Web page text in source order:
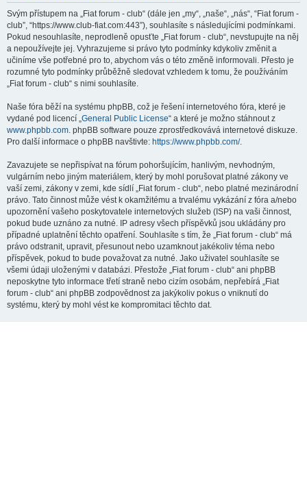
Svým přístupem na „Fiat forum - club“ (dále jen „my“, „naše“, „nás“, “Fiat forum -
club”, “https://www.club-fiat.com:443”), souhlasíte s následujícími podmínkami.
Pokud nesouhlasíte, neprodleně opusťte „Fiat forum - club“, nevstupujte na něj
a nepoužívejte jej. Vyhrazujeme si právo tyto podmínky kdykoliv změnit a
učiníme vše potřebné pro to, abychom vás o této změně informovali. Přesto je
rozumné tyto podmínky průběžně sledovat vzhledem k tomu, že používáním
„Fiat forum - club“ s nimi souhlasíte.
Naše fóra běží na systému phpBB, což je řešení internetového fóra, které je
vydané pod licencí „General Public License“ a které je možno stáhnout z
www.phpbb.com. phpBB software pouze zprostředkovává internetové diskuze.
Pro další informace o phpBB navštivte: https://www.phpbb.com/.
Zavazujete se nepřispívat na fórum pohoršujícím, hanlivým, nevhodným,
vulgárním nebo jiným materiálem, který by mohl porušovat platné zákony ve
vaší zemi, zákony v zemi, kde sídlí „Fiat forum - club“, nebo platné mezinárodní
právo. Tato činnost může vést k okamžitému a trvalému vykázání z fóra a/nebo
upozornění vašeho poskytovatele internetových služeb (ISP) na vaši činnost,
pokud bude uznáno za nutné. IP adresy všech příspěvků jsou ukládány pro
případné uplatnění těchto opatření. Souhlasíte s tím, že „Fiat forum - club“ má
právo odstranit, upravit, přesunout nebo uzamknout jakékoliv téma nebo
příspěvek, pokud to bude považovat za nutné. Jako uživatel souhlasíte se
všemi údaji uloženými v databázi. Přestože „Fiat forum - club“ ani phpBB
neposkytne tyto informace třetí straně nebo cizím osobám, nepřebírá „Fiat
forum - club“ ani phpBB zodpovědnost za jakýkoliv pokus o vniknutí do
systému, který by mohl vést ke kompromitaci těchto dat.